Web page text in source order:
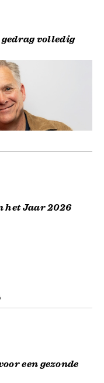
volledig
het Jaar 2026
een gezonde